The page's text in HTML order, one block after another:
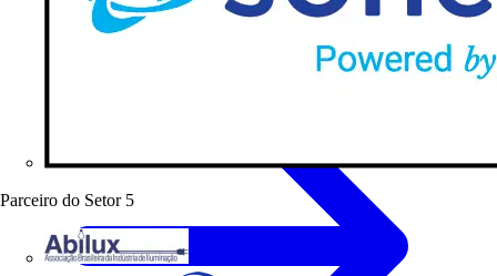
Parceiro do Setor 5